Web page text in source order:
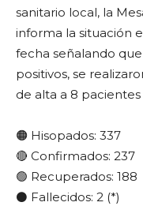
sanitario local, la
informa la situación
fecha señalando
positivos, se
de alta a 8
🟠 Hisopados: 337
🔴 Confirmados: 237
🟢 Recuperados: 188
⚫ Fallecidos: 2 (*)